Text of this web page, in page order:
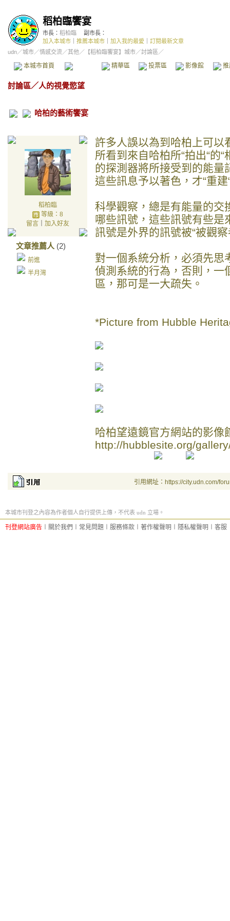
稻柏臨饗宴
市長： 稻柏臨
副市長：
加入本城市
推薦本城市 加入我的最愛
訂閱最新文章
udn／城市／情感交流／其他 ／ 【稻柏臨饗宴】城市／討論區／
本城市首頁 精華區 投票區 影像館
討論區／人的視覺慾望
哈柏的藝術饗宴
稻柏臨
等級：8
留言｜ 加入好友
文章推薦人 (2)
前進
半月灣
許多人誤以為到哈柏上可以
所看到來自哈柏所“拍出“的
的探測器將所接受到的能量
這些訊息予以著色，才“重
科學觀察，總是有能量的交
哪些訊號，這些訊號有些是
訊號是外界的訊號被“被觀
對一個系統分析，必須先思
偵測系統的行為，否則，一
區，那可是一大疏失。
*Picture from Hubble
哈柏望遠鏡官方網站的影像
http://hubblesite.org/
引用網址：https://city.udn.com/
本城市刊登之內容為作者個人自行提供上傳，不代表 udn 立場。
刊登網站廣告 關於我們 常見問題 服務條款 著作權聲明 隱私權聲明 客服